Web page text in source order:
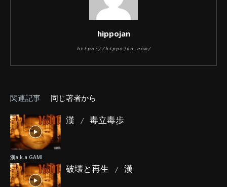
hippojan
https://hippojan.com/
関連記事 同じ著者から
漢a.k.a.GAMI
漢 / 毒立毒歩
破壊と再生 / 漢